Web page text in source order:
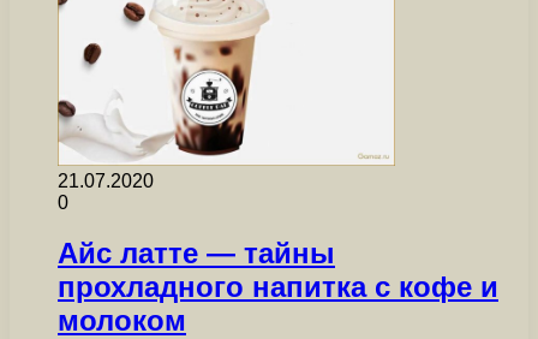
21.07.2020
0
Айс латте — тайны
прохладного напитка с кофе и
молоком